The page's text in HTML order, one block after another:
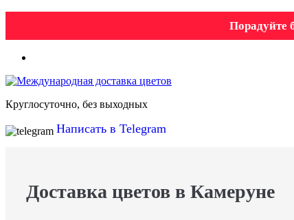
Порадуйте
Круглосуточно, без выходных
Написать в Telegram
Доставка цветов в Камеруне